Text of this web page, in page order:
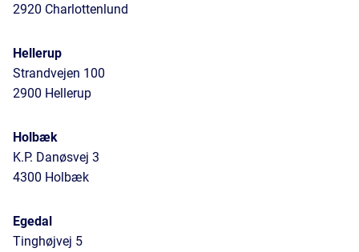
2920 Charlottenlund
Hellerup
Strandvejen 100
2900 Hellerup
Holbæk
K.P. Danøsvej 3
4300 Holbæk
Egedal
Tinghøjvej 5